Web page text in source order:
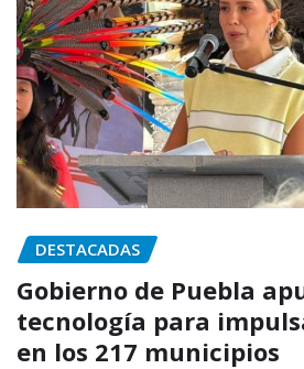
DESTACADAS
Gobierno de Puebla
tecnología para
en los 217 municipios